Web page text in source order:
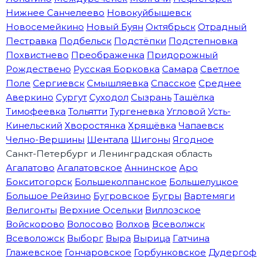
Нижнее Санчелеево Новокуйбышевск
Новосемейкино Новый Буян Октябрьск Отрадный
Пестравка Подбельск Подстёпки Подстепновка
Похвистнево Преображенка Придорожный
Рождествено Русская Борковка Самара Светлое
Поле Сергиевск Смышляевка Спасское Среднее
Аверкино Сургут Суходол Сызрань Ташёлка
Тимофеевка Тольятти Тургеневка Угловой Усть-
Кинельский Хворостянка Хрящёвка Чапаевск
Челно-Вершины Шентала Шигоны Ягодное
Санкт-Петербург и Ленинградская область
Агалатово Агалатовское Аннинское Аро
Бокситогорск Большеколпанское Большелуцкое
Большое Рейзино Бугровское Бугры Вартемяги
Велигонты Верхние Осельки Виллозское
Войскорово Волосово Волхов Всеволжск
Всеволожск Выборг Выра Вырица Гатчина
Глажевское Гончаровское Горбунковское Дудергоф